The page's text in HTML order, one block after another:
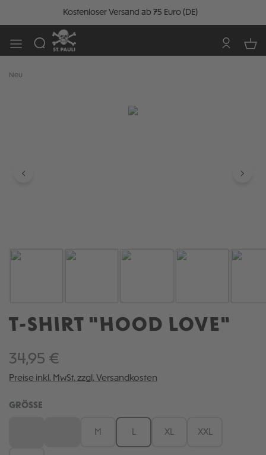
Kostenloser Versand ab 75 Euro (DE)
Neu
T-SHIRT "HOOD LOVE"
34,95 €
Preise inkl. MwSt. zzgl. Versandkosten
GRÖSSE
M XL XXL